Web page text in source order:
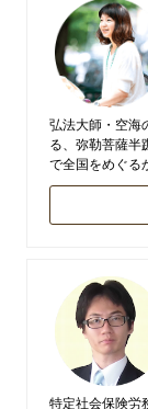
弘法大師・空海
る、弥勒菩薩半
で全国をめぐる
特定社会保険労